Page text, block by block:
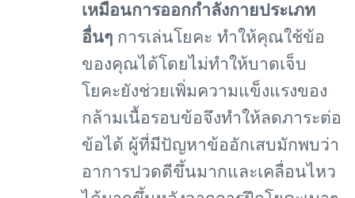
เหมือนการออกกำลังกายประเภท
อื่นๆ การเล่นโยคะ ทำให้คุณใช้ข้อ
ของคุณได้โดยไม่ทำให้บาดเจ็บ
โยคะยังช่วยเพิ่มความแข็งแรงของ
กล้ามเนื้อรอบข้อจึงทำให้ลดภาระต่อ
ข้อได้ ผู้ที่มีปัญหาข้ออักเสบมักพบว่า
อาการปวดดีขึ้นมากและเคลื่อนไหว